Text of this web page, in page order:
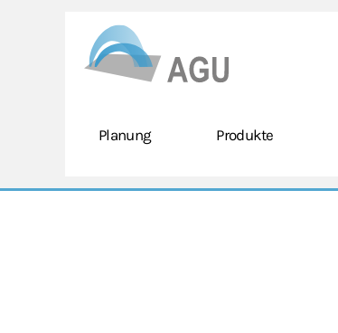
Skip to main content
Planung Produkte